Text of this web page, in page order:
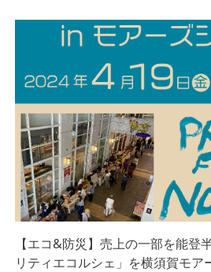
【エコ&防災】売上の一部を能登
リティエコルシェ」を横須賀モア